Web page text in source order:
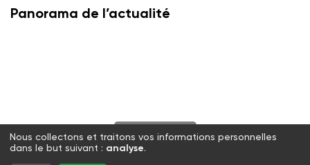
Panorama de l’actualité
S'abonner
Twitter Facebook
Nous collectons et traitons vos informations personnelles
dans le but suivant : analyse.